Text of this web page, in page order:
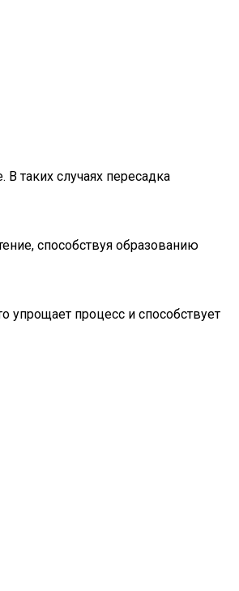
таких случаях пересадка
способствуя образованию
упрощает процесс и способствует